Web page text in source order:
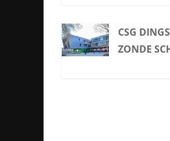
CSG
ZONDE